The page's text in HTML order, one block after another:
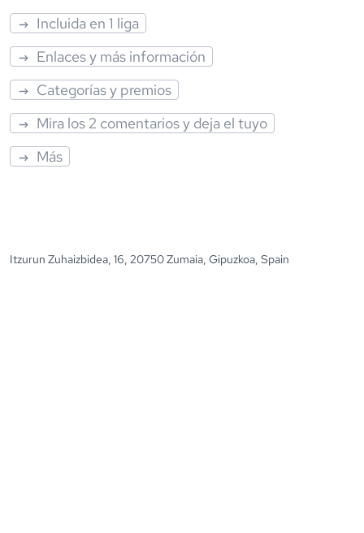
Incluida en 1 liga
Enlaces y más información
Categorías y premios
Mira los 2 comentarios y deja el tuyo
Más
Itzurun Zuhaizbidea, 16, 20750 Zumaia, Gipuzkoa, Spain